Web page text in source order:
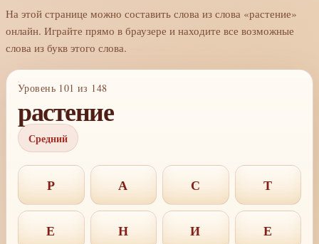
На этой странице можно составить слова из слова «растение»
онлайн. Играйте прямо в браузере и находите все возможные
слова из букв этого слова.
Уровень 101 из 148
растение
Средний
Р А С Т
Е Н И Е